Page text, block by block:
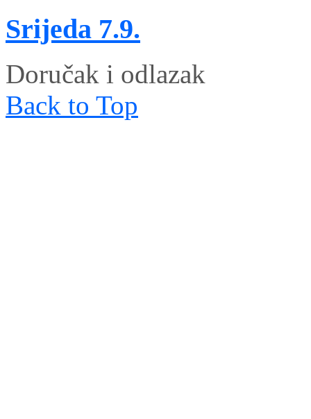
Srijeda 7.9.
Doručak i odlazak
Back to Top